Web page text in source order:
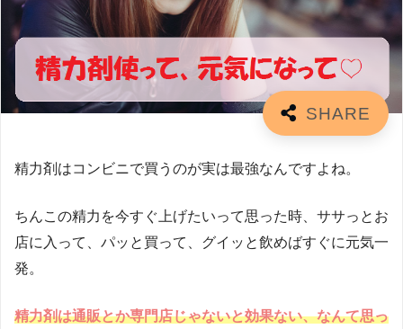
精力剤はコンビニで買うのが実は最強なんですよね。
ちんこの精力を今すぐ上げたいって思った時、ササっとお
店に入って、パッと買って、グイッと飲めばすぐに元気一
発。
精力剤は通販とか専門店じゃないと効果ない、なんて思っ